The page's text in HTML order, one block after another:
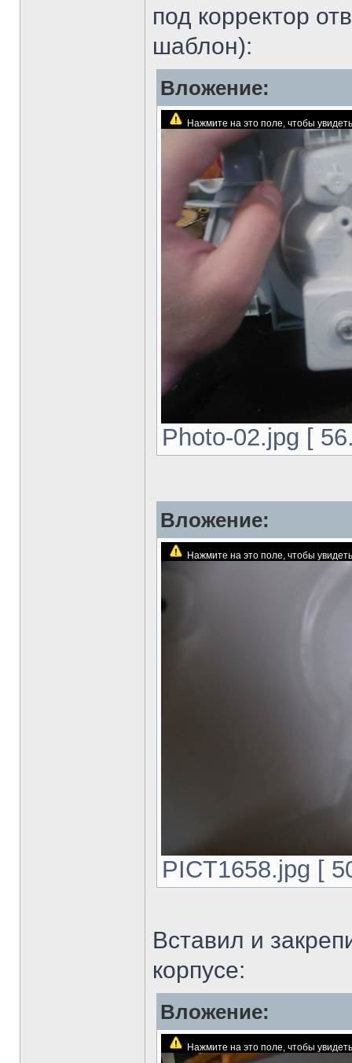
под корректор
шаблон):
Вложение:
Нажмите на это поле, чтобы
Photo-02.jpg [
Вложение:
Нажмите на это поле, чтобы
PICT1658.jpg [
Вставил и
корпусе:
Вложение:
Нажмите на это поле, чтобы